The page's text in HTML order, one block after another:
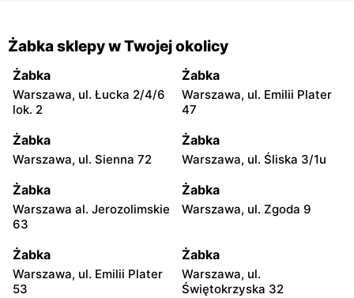
Żabka sklepy w Twojej okolicy
Żabka
Warszawa, ul. Łucka 2/4/6
lok. 2
Żabka
Warszawa, ul. Emilii Plater
47
Żabka
Warszawa, ul. Sienna 72
Żabka
Warszawa, ul. Śliska 3/1u
Żabka
Warszawa al. Jerozolimskie
63
Żabka
Warszawa, ul. Zgoda 9
Żabka
Warszawa, ul. Emilii Plater
53
Żabka
Warszawa, ul.
Świętokrzyska 32